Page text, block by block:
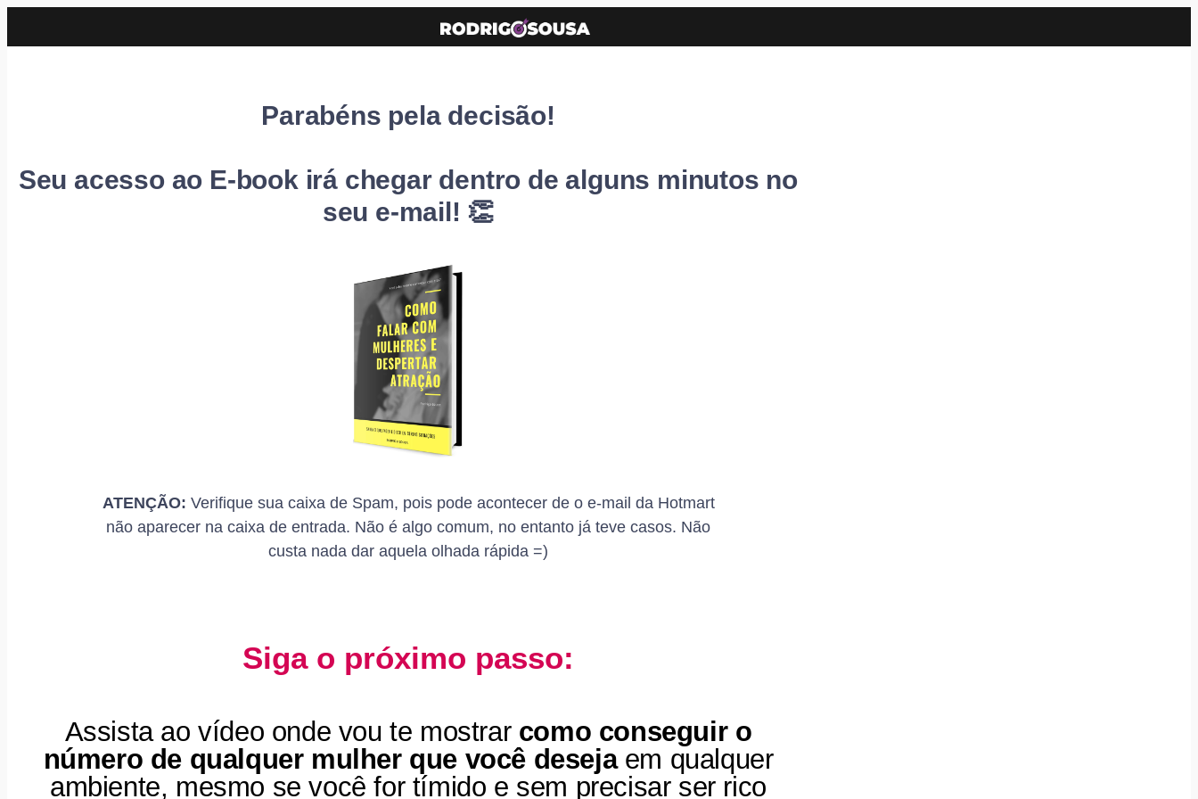
Parabéns pela decisão!
Seu acesso ao E-book irá chegar dentro de alguns minutos no
seu e-mail! 👏
ATENÇÃO: Verifique sua caixa de Spam, pois pode acontecer de o e-mail da Hotmart
não aparecer na caixa de entrada. Não é algo comum, no entanto já teve casos. Não
custa nada dar aquela olhada rápida =)
Siga o próximo passo:
Assista ao vídeo onde vou te mostrar como conseguir o
número de qualquer mulher que você deseja em qualquer
ambiente, mesmo se você for tímido e sem precisar ser rico